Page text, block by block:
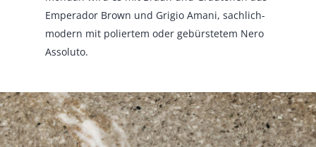
Emperador Brown und Grigio Amani, sachlich-
modern mit poliertem oder gebürstetem Nero
Assoluto.